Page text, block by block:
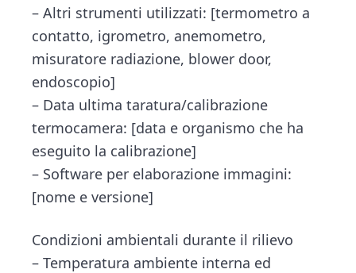
– Altri strumenti utilizzati: [termometro a
contatto, igrometro, anemometro,
misuratore radiazione, blower door,
endoscopio]
– Data ultima taratura/calibrazione
termocamera: [data e organismo che ha
eseguito la calibrazione]
– Software per elaborazione immagini:
[nome e versione]
Condizioni ambientali durante il rilievo
– Temperatura ambiente interna ed